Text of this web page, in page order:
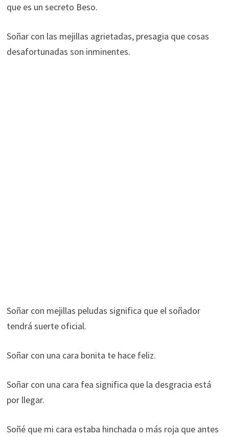
que es un secreto Beso.
Soñar con las mejillas agrietadas, presagia que cosas
desafortunadas son inminentes.
Soñar con mejillas peludas significa que el soñador
tendrá suerte oficial.
Soñar con una cara bonita te hace feliz.
Soñar con una cara fea significa que la desgracia está
por llegar.
Soñé que mi cara estaba hinchada o más roja que antes